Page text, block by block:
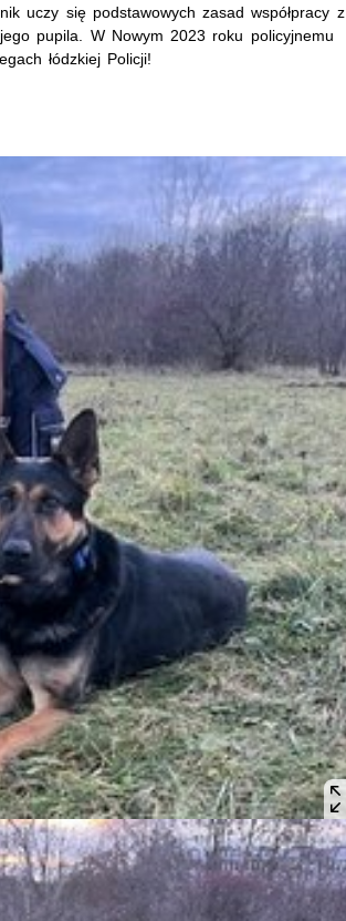
uczy się podstawowych zasad współpracy z
pupila. W Nowym 2023 roku policyjnemu
łódzkiej Policji!